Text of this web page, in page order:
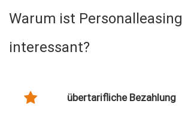
Warum ist Personalleasing
interessant?
übertarifliche Bezahlung